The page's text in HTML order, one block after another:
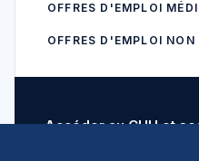
OFFRES D'EMPLOI
OFFRES D'EMPLOI NON
Accéder au CHU et